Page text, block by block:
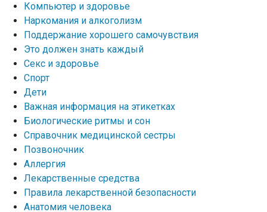
Компьютер и здоровье
Наркомания и алкоголизм
Поддержание хорошего самочувствия
Это должен знать каждый
Секс и здоровье
Спорт
Дети
Важная информация на этикетках
Биологические ритмы и сон
Справочник медицинской сестры
Позвоночник
Аллергия
Лекарственные средства
Правила лекарственной безопасности
Aнатомия человека